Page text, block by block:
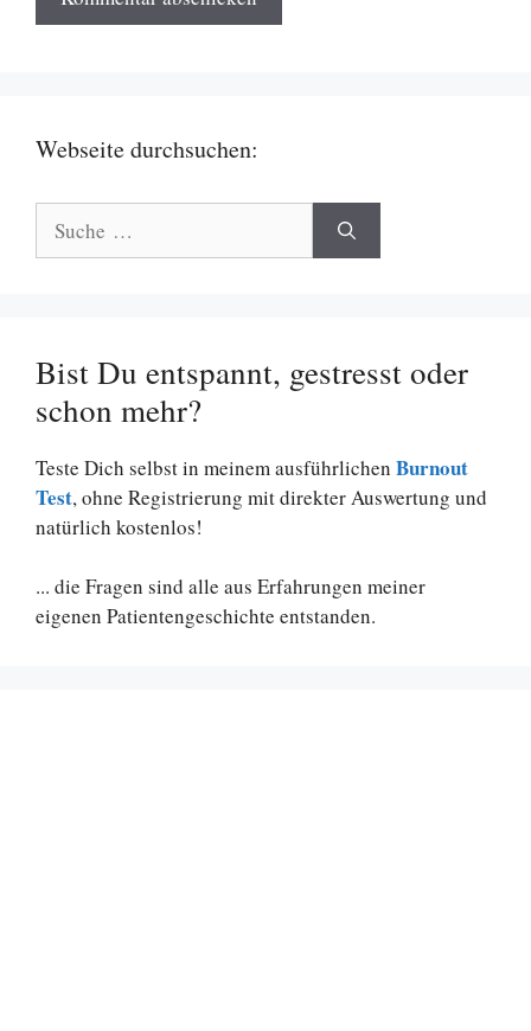
Webseite durchsuchen:
nach:
Bist Du entspannt, gestresst oder
schon mehr?
Teste Dich selbst in meinem ausführlichen Burnout
Test, ohne Registrierung mit direkter Auswertung und
natürlich kostenlos!
... die Fragen sind alle aus Erfahrungen meiner
eigenen Patientengeschichte entstanden.